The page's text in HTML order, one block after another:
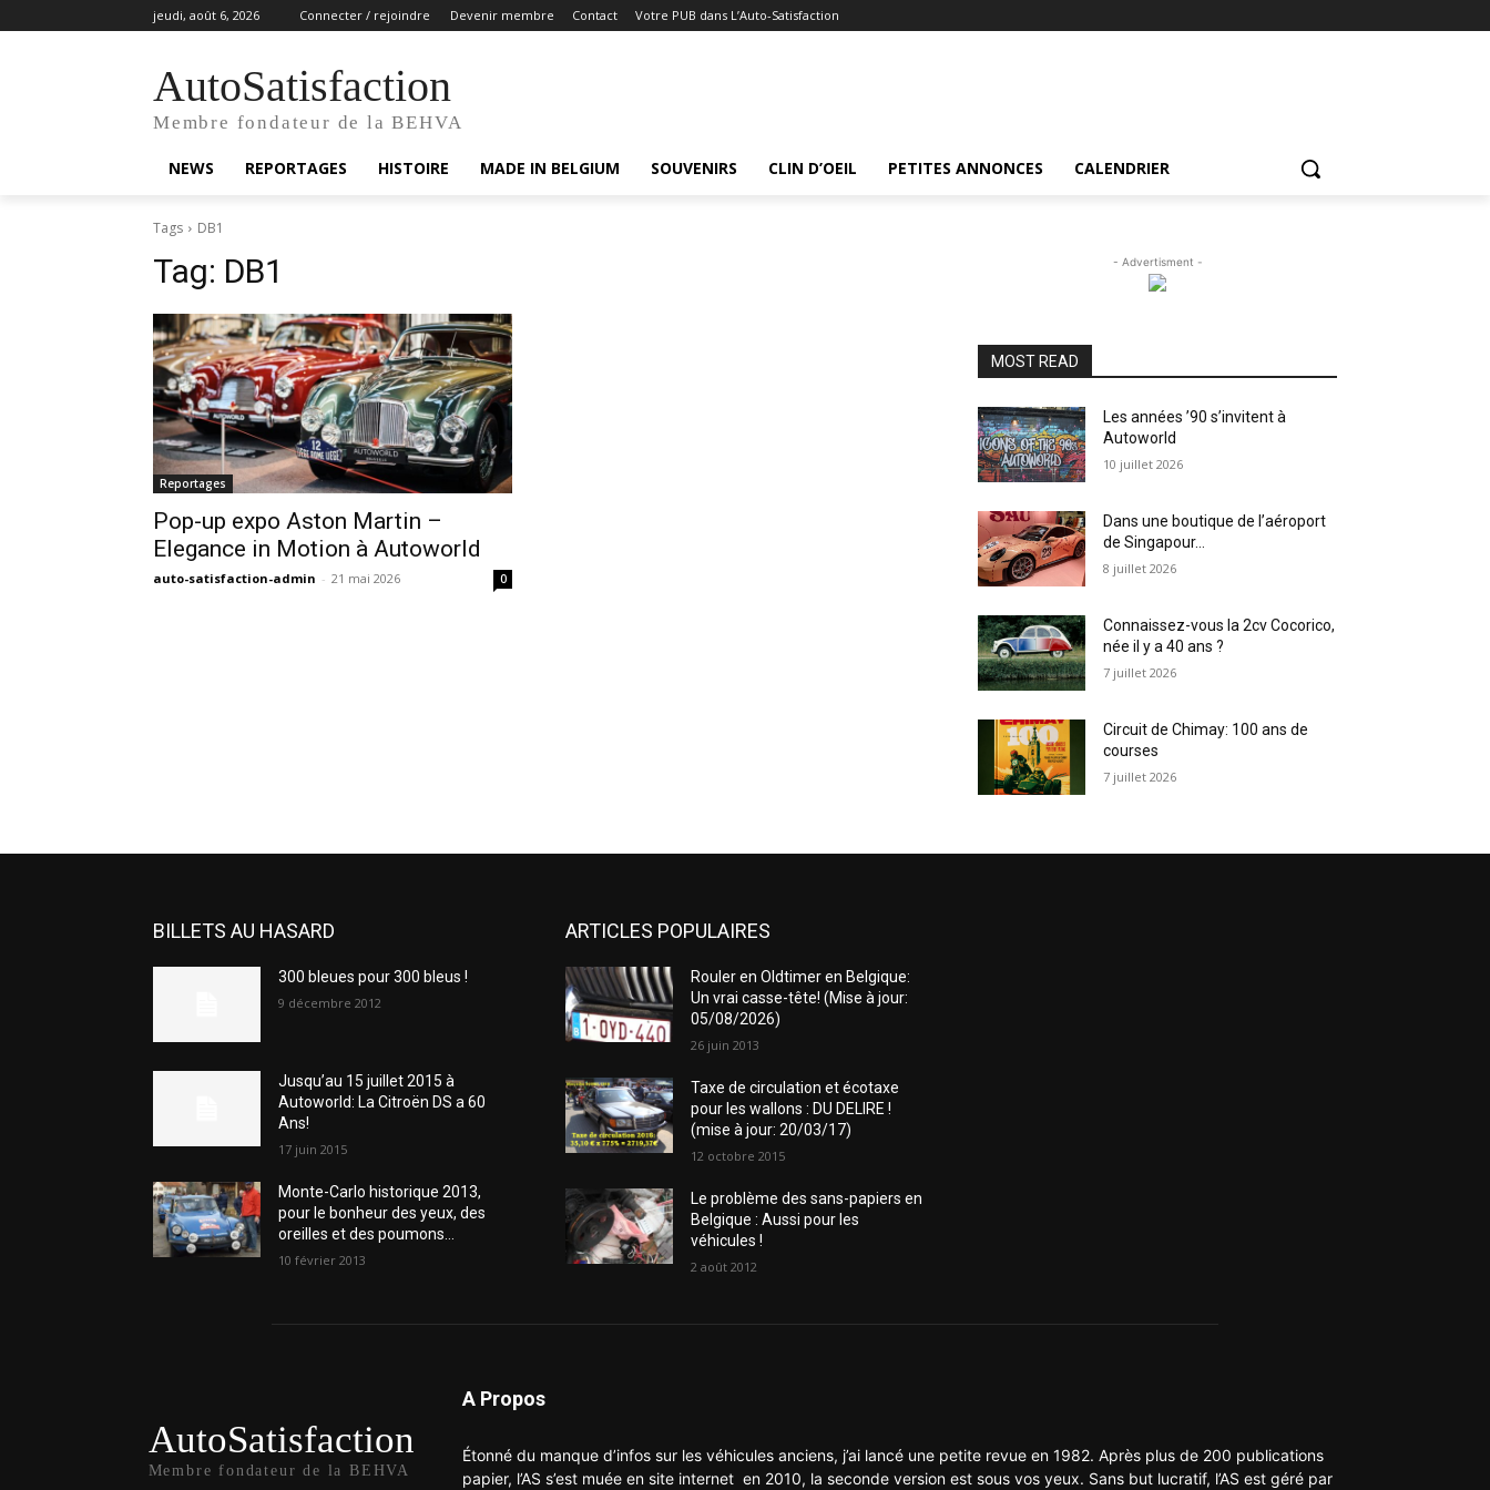
jeudi, août 6, 2026 Connecter / rejoindre Devenir membre Contact Votre PUB dans L’Auto-Satisfaction
AutoSatisfaction
Membre fondateur de la BEHVA
NEWS REPORTAGES HISTOIRE MADE IN BELGIUM SOUVENIRS CLIN D’OEIL PETITES ANNONCES CALENDRIER
Tags DB1
Tag: DB1
Reportages
Pop-up expo Aston Martin –
Elegance in Motion à Autoworld
auto-satisfaction-admin - 21 mai 2026 0
- Advertisment -
MOST READ
Les années ’90 s’invitent à
Autoworld
10 juillet 2026
Dans une boutique de l’aéroport
de Singapour…
8 juillet 2026
Connaissez-vous la 2cv Cocorico,
née il y a 40 ans ?
7 juillet 2026
Circuit de Chimay: 100 ans de
courses
7 juillet 2026
BILLETS AU HASARD
300 bleues pour 300 bleus !
9 décembre 2012
Jusqu’au 15 juillet 2015 à
Autoworld: La Citroën DS a 60
Ans!
17 juin 2015
Monte-Carlo historique 2013,
pour le bonheur des yeux, des
oreilles et des poumons…
10 février 2013
ARTICLES POPULAIRES
Rouler en Oldtimer en Belgique:
Un vrai casse-tête! (Mise à jour:
05/08/2026)
26 juin 2013
Taxe de circulation et écotaxe
pour les wallons : DU DELIRE !
(mise à jour: 20/03/17)
12 octobre 2015
Le problème des sans-papiers en
Belgique : Aussi pour les
véhicules !
2 août 2012
AutoSatisfaction
Membre fondateur de la BEHVA
A Propos
Étonné du manque d’infos sur les véhicules anciens, j’ai lancé une petite revue en 1982. Après plus de 200 publications
papier, l’AS s’est muée en site internet en 2010, la seconde version est sous vos yeux. Sans but lucratif, l’AS est géré par